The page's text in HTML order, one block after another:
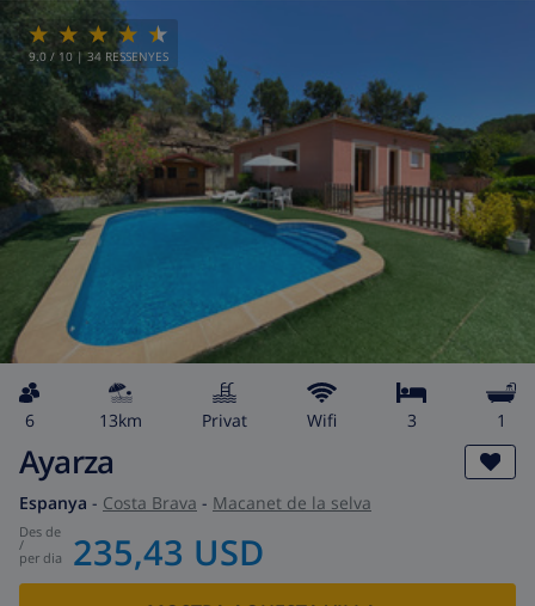
9.0 / 10 |34 RESSENYES
6 13km Privat wifi 3 1
Ayarza
Espanya - Costa Brava - Macanet de la selva
des de
/
per dia 235,43 USD